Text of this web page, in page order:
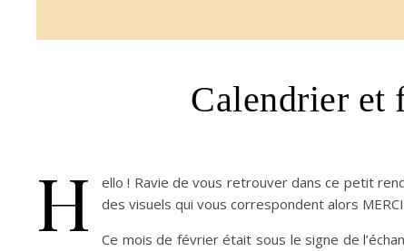
Calendrier et
H
ello ! Ravie de vous retrouver dans ce petit
des visuels qui vous correspondent alors
Ce mois de février était sous le signe de